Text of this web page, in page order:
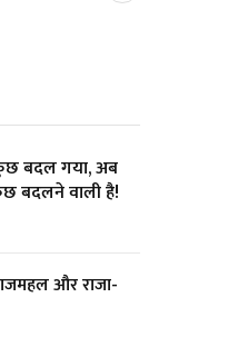
बदल गया, अब
बदलने वाली है!
और राजा-